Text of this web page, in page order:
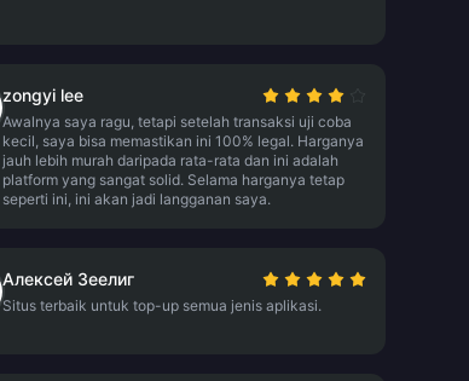
zongyi lee
Awalnya saya ragu, tetapi setelah transaksi uji coba
kecil, saya bisa memastikan ini 100% legal. Harganya
jauh lebih murah daripada rata-rata dan ini adalah
platform yang sangat solid. Selama harganya tetap
seperti ini, ini akan jadi langganan saya.
Алексей Зеелиг
Situs terbaik untuk top-up semua jenis aplikasi.